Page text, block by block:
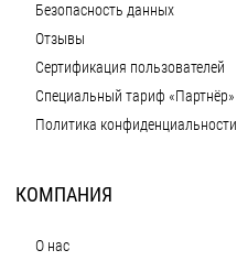
Безопасность данных
Отзывы
Сертификация пользователей
Специальный тариф «Партнёр»
Политика конфиденциальности
КОМПАНИЯ
О нас